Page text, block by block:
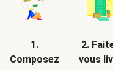
1.
Composez
2.
vous